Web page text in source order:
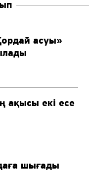
асуы»
ақысы екі есе
шығады